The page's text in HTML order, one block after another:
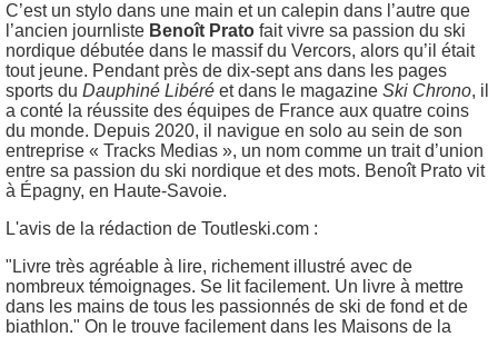
C’est un stylo dans une main et un calepin dans l’autre que
l’ancien journliste Benoît Prato fait vivre sa passion du ski
nordique débutée dans le massif du Vercors, alors qu’il était
tout jeune. Pendant près de dix-sept ans dans les pages
sports du Dauphiné Libéré et dans le magazine Ski Chrono, il
a conté la réussite des équipes de France aux quatre coins
du monde. Depuis 2020, il navigue en solo au sein de son
entreprise « Tracks Medias », un nom comme un trait d’union
entre sa passion du ski nordique et des mots. Benoît Prato vit
à Épagny, en Haute-Savoie.
L'avis de la rédaction de Toutleski.com :
"Livre très agréable à lire, richement illustré avec de
nombreux témoignages. Se lit facilement. Un livre à mettre
dans les mains de tous les passionnés de ski de fond et de
biathlon." On le trouve facilement dans les Maisons de la